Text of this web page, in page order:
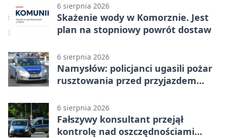
6 sierpnia 2026
Skażenie wody w Komorznie. Jest
plan na stopniowy powrót dostaw
6 sierpnia 2026
Namysłów: policjanci ugasili pożar
rusztowania przed przyjazdem
6 sierpnia 2026
Fałszywy konsultant przejął
kontrolę nad oszczędnościami